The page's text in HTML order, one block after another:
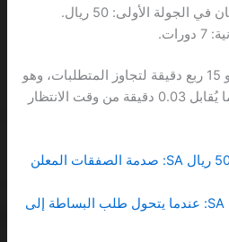
الجولة الأولى: 50 ريال.
النتيجة: اللاعب يتنقل بين 7 و 15 ربع دقيقة لتجاوز المتطلبات، وهو
وقت لا يُسترد بالمقارنة مع ما يُقابل 0.03 دقيقة من وقت الانتظار
كازينو إيداع 10 ريال مكافأة 50 ريال SA: صدمة الصفقات المعلن
كازينو اون لاين حذف حساب SA: عندما يتحول طلب البساطة إلى